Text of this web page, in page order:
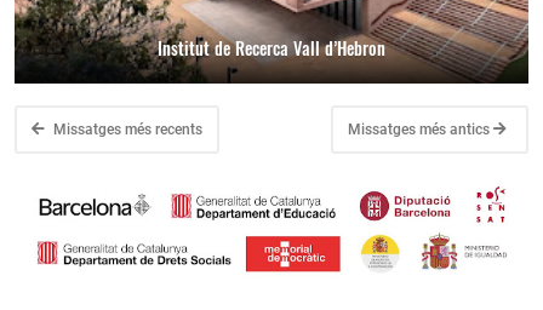
Institut de Recerca Vall d’Hebron
Missatges més recents Missatges més antics